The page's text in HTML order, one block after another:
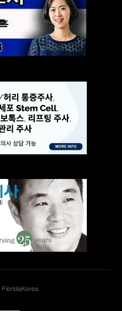
FloridaKorea